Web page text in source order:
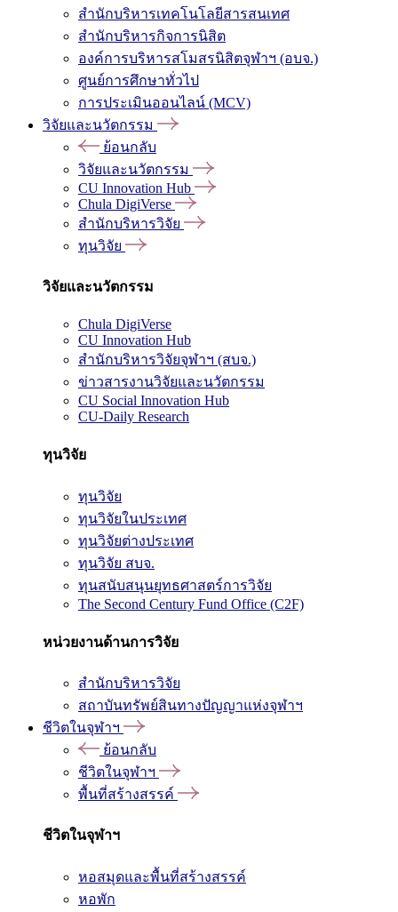
สำนักบริหารเทคโนโลยีสารสนเทศ
สำนักบริหารกิจการนิสิต
องค์การบริหารสโมสรนิสิตจุฬาฯ (อบจ.)
ศูนย์การศึกษาทั่วไป
การประเมินออนไลน์ (MCV)
วิจัยและนวัตกรรม
ย้อนกลับ
วิจัยและนวัตกรรม
CU Innovation Hub
Chula DigiVerse
สำนักบริหารวิจัย
ทุนวิจัย
วิจัยและนวัตกรรม
Chula DigiVerse
CU Innovation Hub
สำนักบริหารวิจัยจุฬาฯ (สบจ.)
ข่าวสารงานวิจัยและนวัตกรรม
CU Social Innovation Hub
CU-Daily Research
ทุนวิจัย
ทุนวิจัย
ทุนวิจัยในประเทศ
ทุนวิจัยต่างประเทศ
ทุนวิจัย สบจ.
ทุนสนับสนุนยุทธศาสตร์การวิจัย
The Second Century Fund Office (C2F)
หน่วยงานด้านการวิจัย
สำนักบริหารวิจัย
สถาบันทรัพย์สินทางปัญญาแห่งจุฬาฯ
ชีวิตในจุฬาฯ
ย้อนกลับ
ชีวิตในจุฬาฯ
พื้นที่สร้างสรรค์
ชีวิตในจุฬาฯ
หอสมุดและพื้นที่สร้างสรรค์
หอพัก